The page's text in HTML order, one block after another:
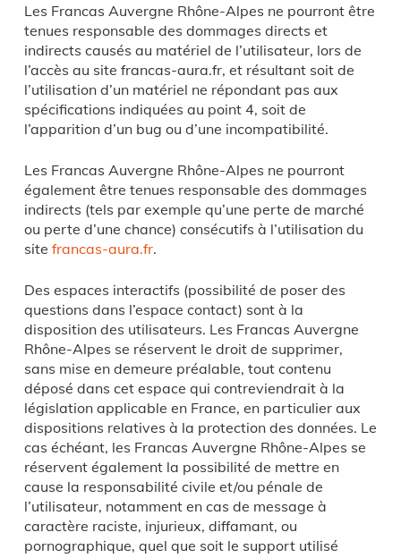
Les Francas Auvergne Rhône-Alpes ne pourront être
tenues responsable des dommages directs et
indirects causés au matériel de l’utilisateur, lors de
l’accès au site francas-aura.fr, et résultant soit de
l’utilisation d’un matériel ne répondant pas aux
spécifications indiquées au point 4, soit de
l’apparition d’un bug ou d’une incompatibilité.
Les Francas Auvergne Rhône-Alpes ne pourront
également être tenues responsable des dommages
indirects (tels par exemple qu’une perte de marché
ou perte d’une chance) consécutifs à l’utilisation du
site francas-aura.fr.
Des espaces interactifs (possibilité de poser des
questions dans l’espace contact) sont à la
disposition des utilisateurs. Les Francas Auvergne
Rhône-Alpes se réservent le droit de supprimer,
sans mise en demeure préalable, tout contenu
déposé dans cet espace qui contreviendrait à la
législation applicable en France, en particulier aux
dispositions relatives à la protection des données. Le
cas échéant, les Francas Auvergne Rhône-Alpes se
réservent également la possibilité de mettre en
cause la responsabilité civile et/ou pénale de
l’utilisateur, notamment en cas de message à
caractère raciste, injurieux, diffamant, ou
pornographique, quel que soit le support utilisé